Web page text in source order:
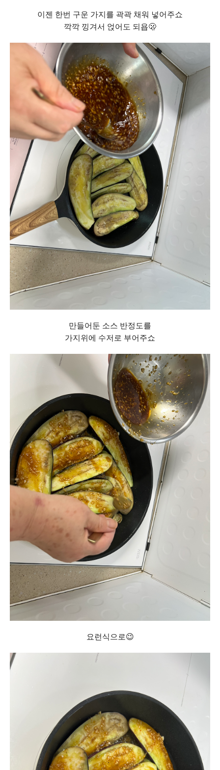
이젠 한번 구운 가지를 곽곽 채워 넣어주쇼
깍깍 낑겨서 얹어도 되욥🫢
만들어둔 소스 반정도를
가지위에 수저로 부어주쇼
요런식으로😉